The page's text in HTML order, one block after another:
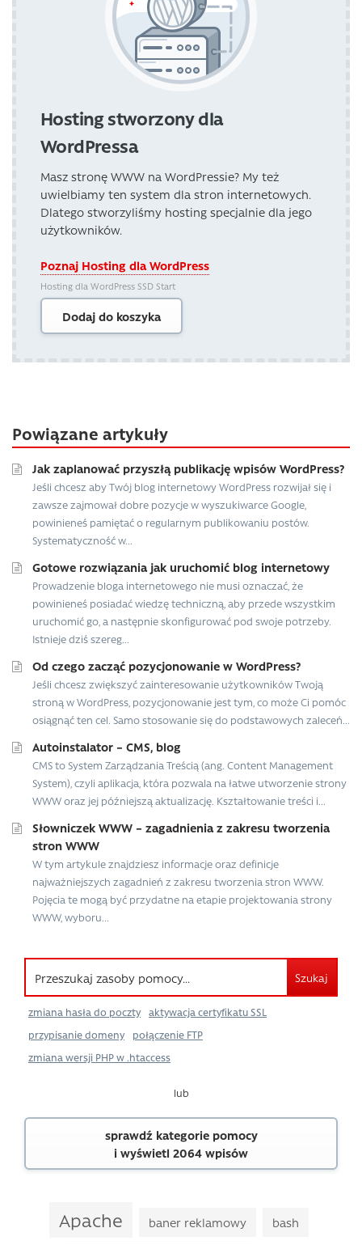
Hosting stworzony dla
WordPressa
Masz stronę WWW na WordPressie? My też
uwielbiamy ten system dla stron internetowych.
Dlatego stworzyliśmy hosting specjalnie dla jego
użytkowników.
Poznaj Hosting dla WordPress
Hosting dla WordPress SSD Start
Dodaj do koszyka
Powiązane artykuły
Jak zaplanować przyszłą publikację wpisów WordPress?
Jeśli chcesz aby Twój blog internetowy WordPress rozwijał się i
zawsze zajmował dobre pozycje w wyszukiwarce Google,
powinieneś pamiętać o regularnym publikowaniu postów.
Systematyczność w...
Gotowe rozwiązania jak uruchomić blog internetowy
Prowadzenie bloga internetowego nie musi oznaczać, że
powinieneś posiadać wiedzę techniczną, aby przede wszystkim
uruchomić go, a następnie skonfigurować pod swoje potrzeby.
Istnieje dziś szereg...
Od czego zacząć pozycjonowanie w WordPress?
Jeśli chcesz zwiększyć zainteresowanie użytkowników Twoją
stroną w WordPress, pozycjonowanie jest tym, co może Ci pomóc
osiągnąć ten cel. Samo stosowanie się do podstawowych zaleceń...
Autoinstalator – CMS, blog
CMS to System Zarządzania Treścią (ang. Content Management
System), czyli aplikacja, która pozwala na łatwe utworzenie strony
WWW oraz jej późniejszą aktualizację. Kształtowanie treści i...
Słowniczek WWW – zagadnienia z zakresu tworzenia
stron WWW
W tym artykule znajdziesz informacje oraz definicje
najważniejszych zagadnień z zakresu tworzenia stron WWW.
Pojęcia te mogą być przydatne na etapie projektowania strony
WWW, wyboru...
Szukaj
zmiana hasła do poczty
aktywacja certyfikatu SSL
przypisanie domeny
połączenie FTP
zmiana wersji PHP w .htaccess
lub
sprawdź kategorie pomocy
i wyświetl 2064 wpisów
Apache baner reklamowy bash